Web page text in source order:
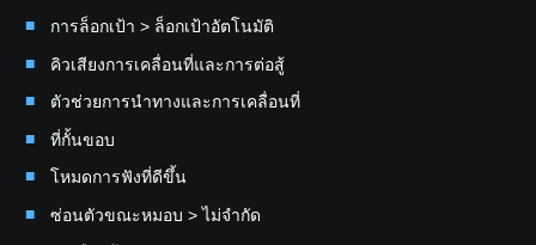
การล็อกเป้า > ล็อกเป้าอัตโนมัติ
คิวเสียงการเคลื่อนที่และการต่อสู้
ตัวช่วยการนำทางและการเคลื่อนที่
ที่กั้นขอบ
โหมดการฟังที่ดีขึ้น
ซ่อนตัวขณะหมอบ > ไม่จำกัด